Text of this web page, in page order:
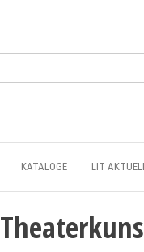
KATALOGE LIT